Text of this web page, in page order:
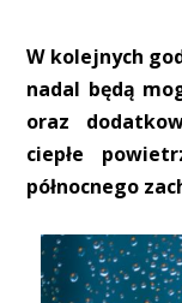
W kolejnych
nadal będą
oraz
ciepłe
północnego